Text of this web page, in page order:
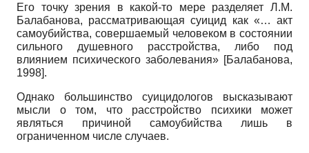
Его точку зрения в какой-то мере разделяет Л.М.
Балабанова, рассматривающая суицид как «… акт
самоубийства, совершаемый человеком в состоянии
сильного душевного расстройства, либо под
влиянием психического заболевания» [Балабанова,
1998].
Однако большинство суицидологов высказывают
мысли о том, что расстройство психики может
являться причиной самоубийства лишь в
ограниченном числе случаев.